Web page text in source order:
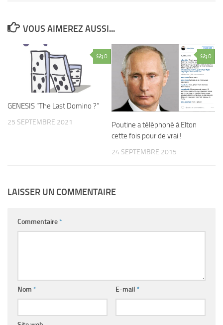
VOUS AIMEREZ AUSSI...
0
GENESIS “The Last Domino ?”
25 SEPTEMBRE 2021
0
Poutine a téléphoné à Elton
cette fois pour de vrai !
24 SEPTEMBRE 2015
LAISSER UN COMMENTAIRE
Commentaire*
Nom * E-mail *